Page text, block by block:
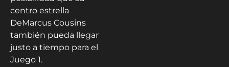
centro estrella
DeMarcus Cousins
también pueda llegar
justo a tiempo para el
Juego 1.